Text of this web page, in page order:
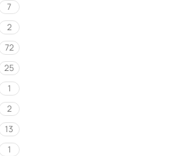
7
2
72
25
1
2
13
1